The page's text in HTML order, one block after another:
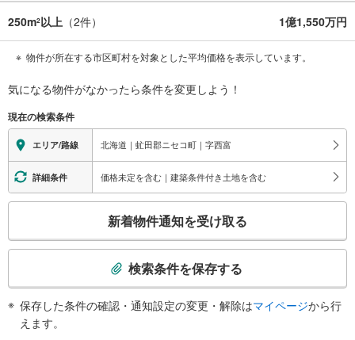
250m2以上 （2件） 1億1,550万円
物件が所在する市区町村を対象とした平均価格を表示しています。
気になる物件がなかったら条件を変更しよう！
現在の検索条件
エリア/路線 北海道｜虻田郡ニセコ町｜字西富
詳細条件 価格未定を含む｜建築条件付き土地を含む
検
新着物件通知を受け取る
検索条件を保存する
保存した条件の確認・通知設定の変更・解除はマイページから行
えます。